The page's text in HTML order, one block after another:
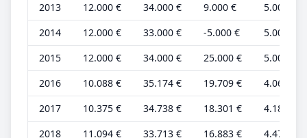
2013
12.000 € 34.000 € 9.000 €
5.000 €
2014
12.000 € 33.000 € -5.000 €
5.000 €
2015
12.000 € 34.000 € 25.000 €
5.000 €
2016
10.088 € 35.174 € 19.709 €
4.068 €
2017
10.375 € 34.738 € 18.301 €
4.183 €
2018
11.094 € 33.713 € 16.883 €
4.473 €